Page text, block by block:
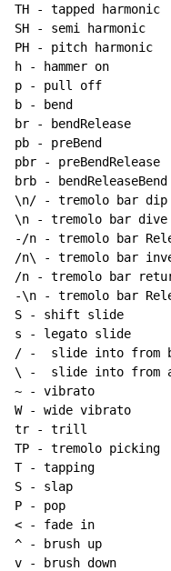
~ - vibrato
W - wide vibrato
tr - trill
TP - tremolo picking
T - tapping
S - slap
P - pop
< - fade in
^ - brush up
v - brush down